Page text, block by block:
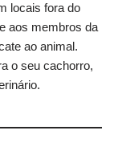
locais fora do
aos membros da
ao animal.
o seu cachorro,